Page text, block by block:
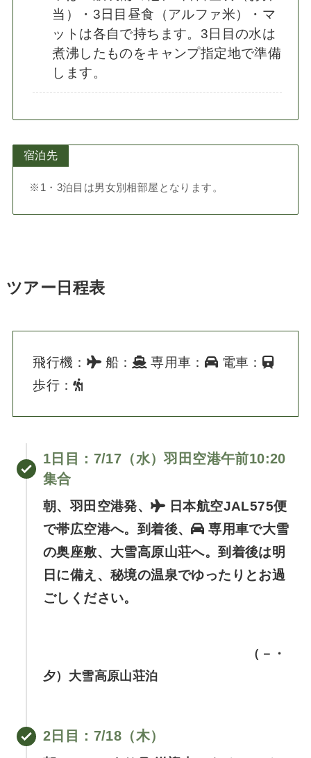
当）・3日目昼食（アルファ米）・マ
ットは各自で持ちます。3日目の水は
煮沸したものをキャンプ指定地で準備
します。
宿泊先
※1・3泊目は男女別相部屋となります。
ツアー日程表
飛行機： 船： 専用車：
電車：
歩行：
1日目：7/17（水）羽田空港午前10:20
集合
朝、羽田空港発、
日本航空JAL575便
で帯広空港へ。到着後、
専用車で大雪
の奥座敷、大雪高原山荘へ。到着後は明
日に備え、秘境の温泉でゆったりとお過
ごしください。
（－・
夕）大雪高原山荘泊
2日目 ：7/18（木）